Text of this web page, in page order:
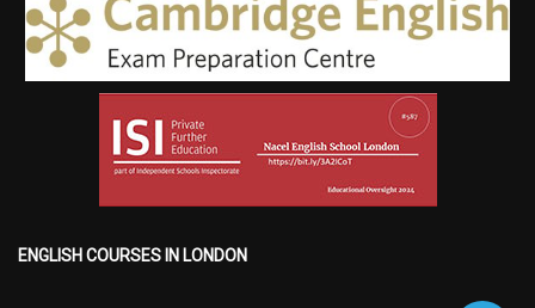
ENGLISH COURSES IN LONDON